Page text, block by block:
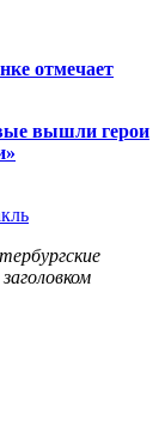
отмечает
вышли герои